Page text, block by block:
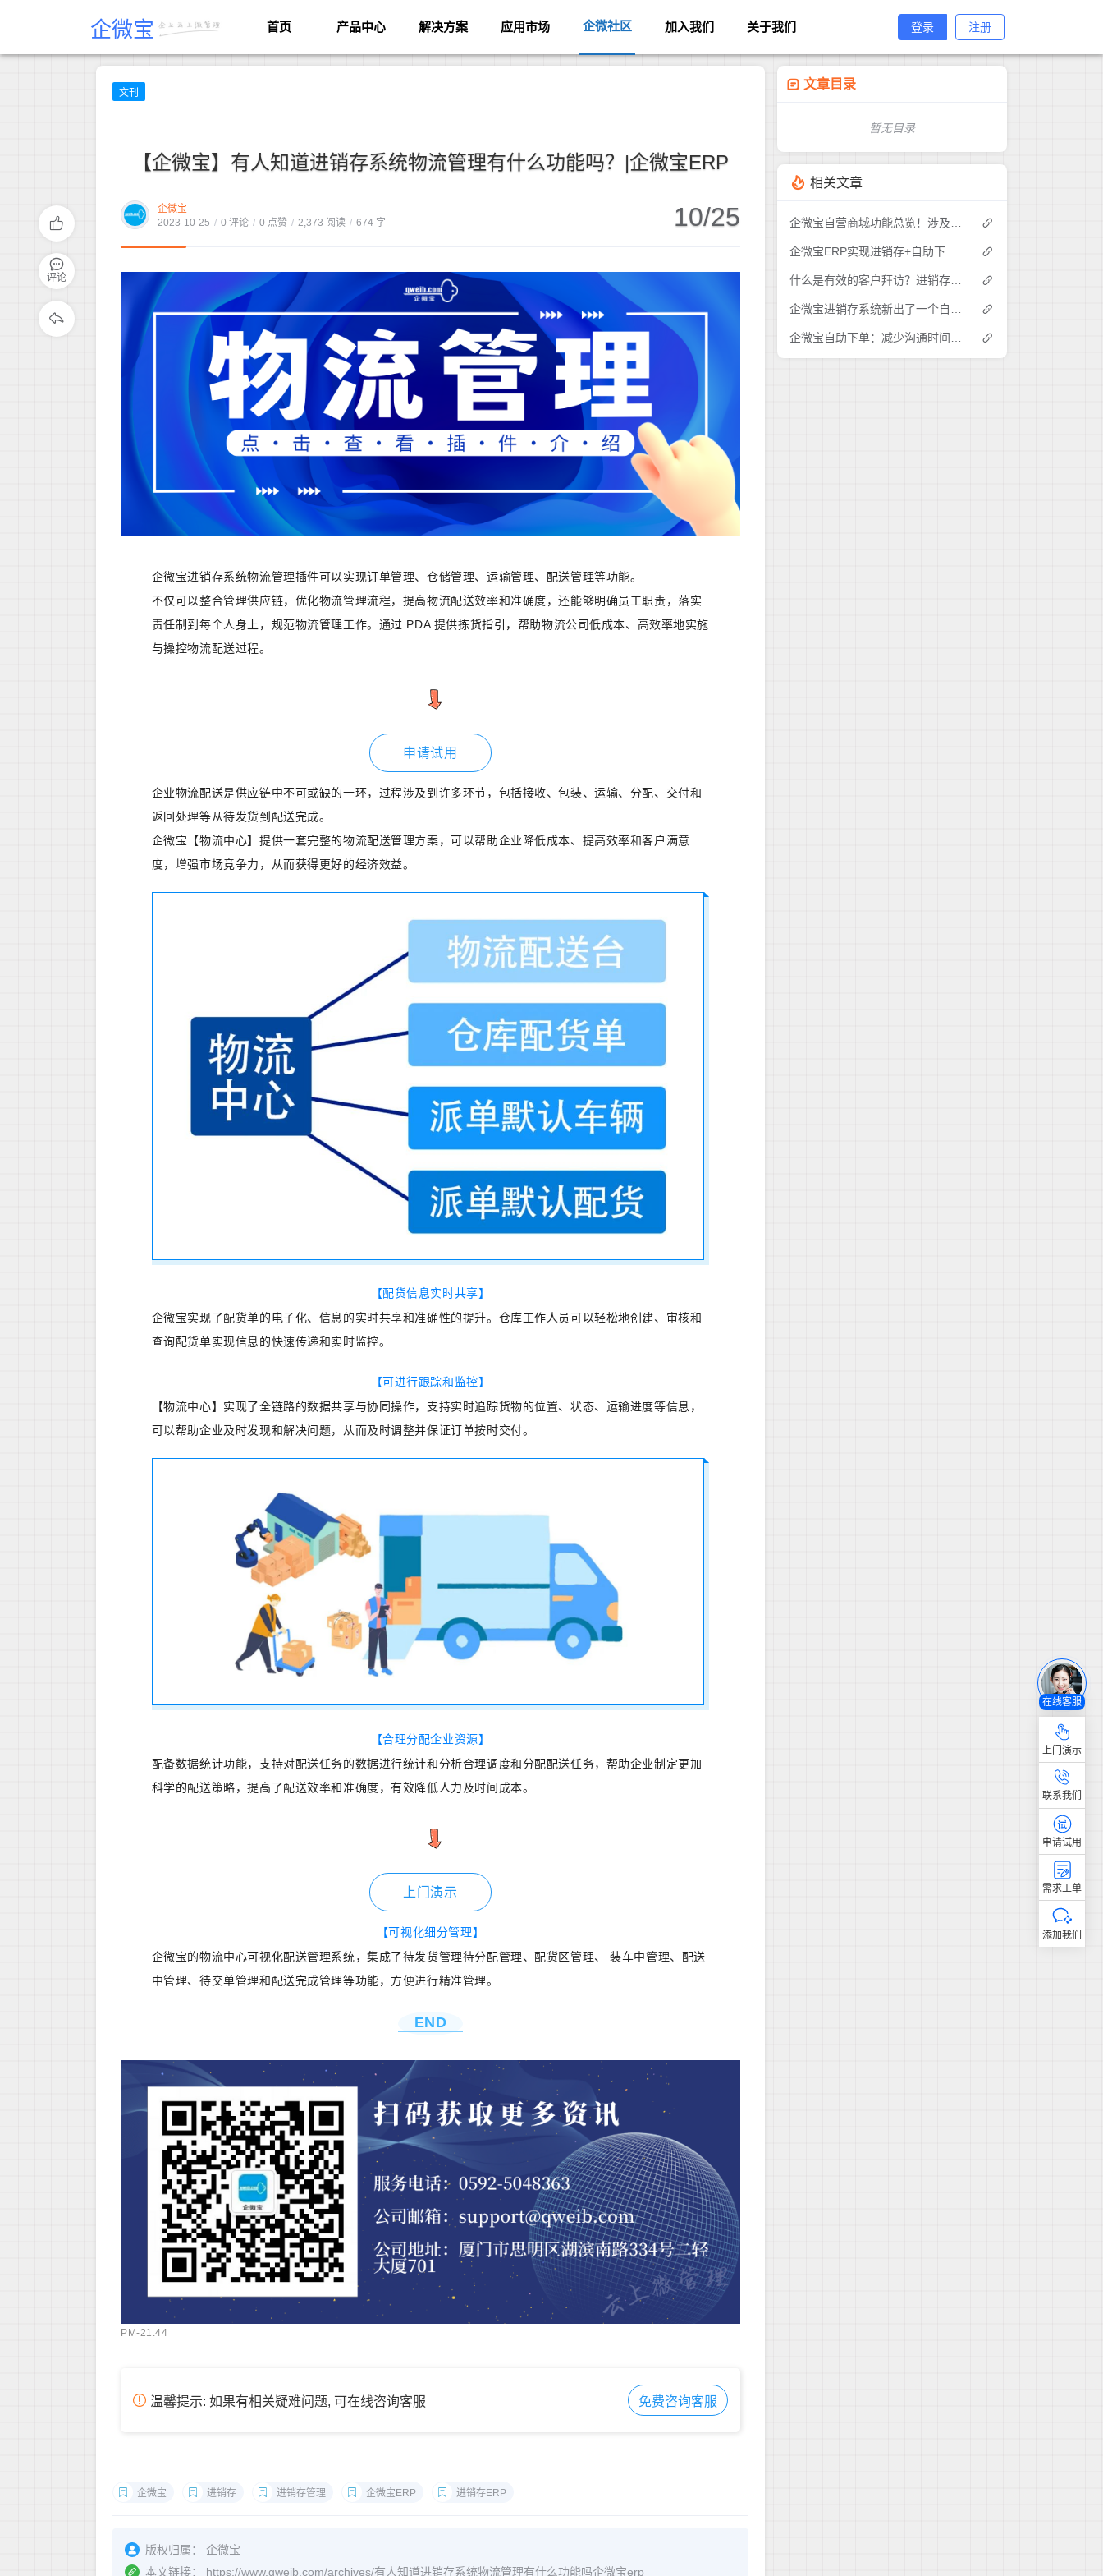
企微宝 首页 产品中心 解决方案 应用市场 企微社区 加入我们 关于我们 登录 注册
文刊
【企微宝】有人知道进销存系统物流管理有什么功能吗？|企微宝ERP
企微宝
2023-10-25 / 0 评论 / 0 点赞 / 2,373 阅读 / 674 字 10/25
企微宝进销存系统物流管理插件可以实现订单管理、仓储管理、运输管理、配送管理等功能。
不仅可以整合管理供应链，优化物流管理流程，提高物流配送效率和准确度，还能够明确员工职责，落实
责任制到每个人身上，规范物流管理工作。通过 PDA 提供拣货指引，帮助物流公司低成本、高效率地实施
与操控物流配送过程。
申请试用
企业物流配送是供应链中不可或缺的一环，过程涉及到许多环节，包括接收、包装、运输、分配、交付和
返回处理等从待发货到配送完成。
企微宝【物流中心】提供一套完整的物流配送管理方案，可以帮助企业降低成本、提高效率和客户满意
度，增强市场竞争力，从而获得更好的经济效益。
【配货信息实时共享】
企微宝实现了配货单的电子化、信息的实时共享和准确性的提升。仓库工作人员可以轻松地创建、审核和
查询配货单实现信息的快速传递和实时监控。
【可进行跟踪和监控】
【物流中心】实现了全链路的数据共享与协同操作，支持实时追踪货物的位置、状态、运输进度等信息，
可以帮助企业及时发现和解决问题，从而及时调整并保证订单按时交付。
【合理分配企业资源】
配备数据统计功能，支持对配送任务的数据进行统计和分析合理调度和分配配送任务，帮助企业制定更加
科学的配送策略，提高了配送效率和准确度，有效降低人力及时间成本。
上门演示
【可视化细分管理】
企微宝的物流中心可视化配送管理系统，集成了待发货管理待分配管理、配货区管理、 装车中管理、配送
中管理、待交单管理和配送完成管理等功能，方便进行精准管理。
END
PM-21.44
温馨提示: 如果有相关疑难问题, 可在线咨询客服 免费咨询客服
企微宝 进销存 进销存管理 企微宝ERP 进销存ERP
版权归属：
企微宝
本文链接：
https://www.qweib.com/archives/有人知道进销存系统物流管理有什么功能吗企微宝erp
评论
文章目录
暂无目录
相关文章
在线客服
上门演示
联系我们
申请试用
需求工单
添加我们